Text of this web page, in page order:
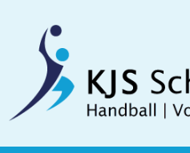
Schaffhausen